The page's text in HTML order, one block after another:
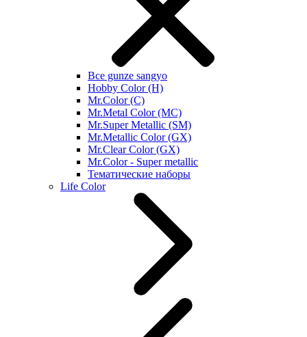
Все gunze sangyo
Hobby Color (H)
Mr.Color (C)
Mr.Metal Color (MC)
Mr.Super Metallic (SM)
Mr.Metallic Color (GX)
Mr.Clear Color (GX)
Mr.Color - Super metallic
Тематические наборы
Life Color